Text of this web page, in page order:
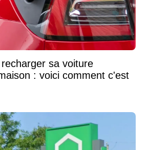
sa voiture
: voici comment c'est